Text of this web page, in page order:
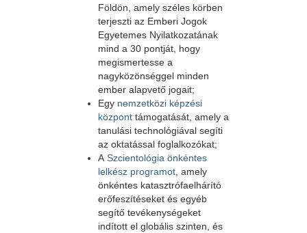
Földön, amely széles körben
terjeszti az Emberi Jogok
Egyetemes Nyilatkozatának
mind a 30 pontját, hogy
megismertesse a
nagyközönséggel minden
ember alapvető jogait;
Egy nemzetközi képzési
központtámogatását, amely a
tanulási technológiával segíti
az oktatással foglalkozókat;
A Szcientológia önkéntes
lelkész programot, amely
önkéntes katasztrófaelhárító
erőfeszítéseket és egyéb
segítő tevékenységeket
indított el globális szinten, és